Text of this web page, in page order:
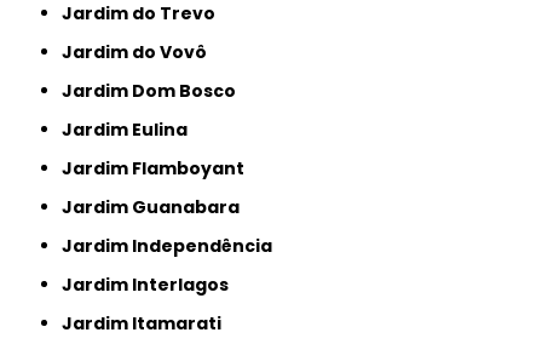
Jardim do Trevo
Jardim do Vovô
Jardim Dom Bosco
Jardim Eulina
Jardim Flamboyant
Jardim Guanabara
Jardim Independência
Jardim Interlagos
Jardim Itamarati